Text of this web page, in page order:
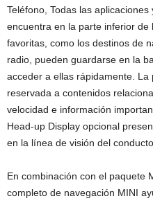
Teléfono, Todas las
encuentra en la parte inferior de
favoritas, como los destinos de
radio, pueden guardarse en la
acceder a ellas rápidamente.
reservada a contenidos
velocidad e información
Head-up Display opcional
en la línea de visión del
En combinación con el paquete
completo de navegación MINI